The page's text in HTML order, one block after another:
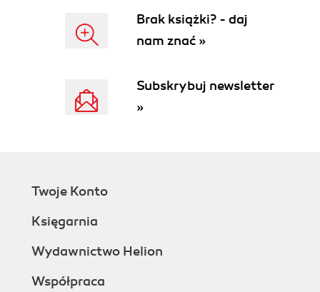
Deklaracje FEATURE (70)
Deklaracje MAILER (73)
Rozdział 5. Dodatkowe źródła informacji (79)
Brak książki? - daj
nam znać »
Subskrybuj newsletter
»
Twoje Konto
Księgarnia
Wydawnictwo Helion
Współpraca